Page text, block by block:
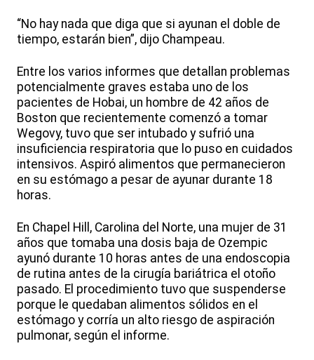
“No hay nada que diga que si ayunan el doble de
tiempo, estarán bien”, dijo Champeau.
Entre los varios informes que detallan problemas
potencialmente graves estaba uno de los
pacientes de Hobai, un hombre de 42 años de
Boston que recientemente comenzó a tomar
Wegovy, tuvo que ser intubado y sufrió una
insuficiencia respiratoria que lo puso en cuidados
intensivos. Aspiró alimentos que permanecieron
en su estómago a pesar de ayunar durante 18
horas.
En Chapel Hill, Carolina del Norte, una mujer de 31
años que tomaba una dosis baja de Ozempic
ayunó durante 10 horas antes de una endoscopia
de rutina antes de la cirugía bariátrica el otoño
pasado. El procedimiento tuvo que suspenderse
porque le quedaban alimentos sólidos en el
estómago y corría un alto riesgo de aspiración
pulmonar, según el informe.